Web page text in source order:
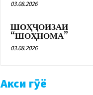
03.08.2026
ШОҲҶОИЗАИ
“ШОҲНОМА”
03.08.2026
Акси гӯё